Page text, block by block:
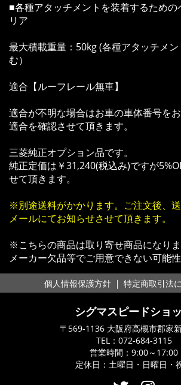
■各種アタッチメントを装着するための
リア
最大積載重量：50kg (各種アタッチメ
む）
適合【ルーフレール無車】
適合が不明な場合はお車の車体番号をお
適合を確認させて頂きます。
三菱純正オプション品です。
純正定価は￥31,240(税込み)ですが
せて頂きます。
※別途送料がかかります。ご注文後、
メールにてお知らせさせて頂きます。
※こちらの商品は取り寄せ商品になりま
メーカー欠品等でご用意できない可能性
個人情報保護方針 ｜ 特定商取引法
シグマスピードショ
〒569-1136 大阪府高槻市郡家
TEL： 072-684-3115
営業時間：9:00～17:00
定休日：土曜日・日曜日・